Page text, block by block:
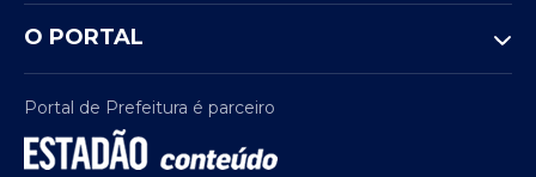
O PORTAL
Portal de Prefeitura é parceiro